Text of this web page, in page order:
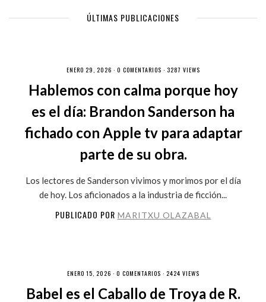
ÚLTIMAS PUBLICACIONES
ENERO 29, 2026 · 0 COMENTARIOS · 3287 VIEWS
Hablemos con calma porque hoy
es el día: Brandon Sanderson ha
fichado con Apple tv para adaptar
parte de su obra.
Los lectores de Sanderson vivimos y morimos por el día
de hoy. Los aficionados a la industria de ficción...
PUBLICADO POR MARITXU OLAZABAL
ENERO 15, 2026 · 0 COMENTARIOS · 2424 VIEWS
Babel es el Caballo de Troya de R.